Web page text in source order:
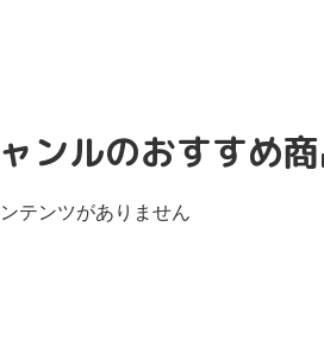
ンルのおすすめ
テンツがありません